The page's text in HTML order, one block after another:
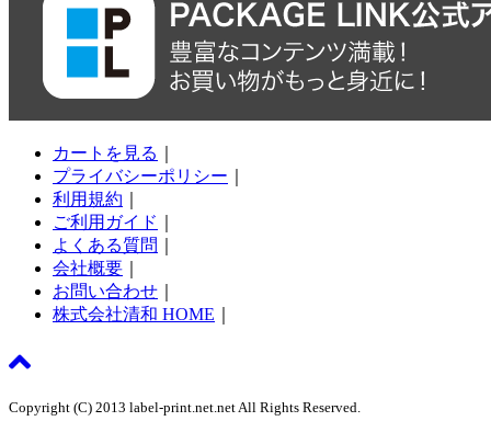
カートを見る
プライバシーポリシー
利用規約
ご利用ガイド
よくある質問
会社概要
お問い合わせ
株式会社清和 HOME
Copyright (C) 2013 label-print.net.net All Rights Reserved.